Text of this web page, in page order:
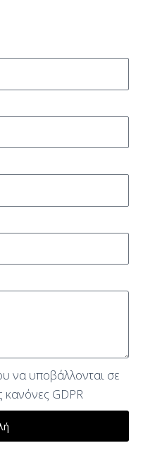
να υποβάλλονται σε
GDPR